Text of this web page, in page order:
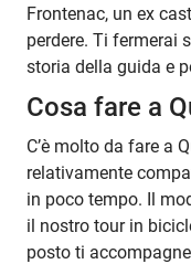
Frontenac, un ex
perdere. Ti fermerai
storia della guida e
Cosa fare a
C’è molto da fare a
relativamente
in poco tempo. Il
il nostro tour in
posto ti